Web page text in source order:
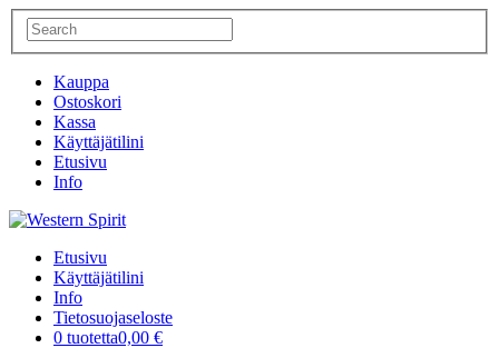
Kauppa
Ostoskori
Kassa
Käyttäjätilini
Etusivu
Info
Etusivu
Käyttäjätilini
Info
Tietosuojaseloste
0 tuotetta0,00 €